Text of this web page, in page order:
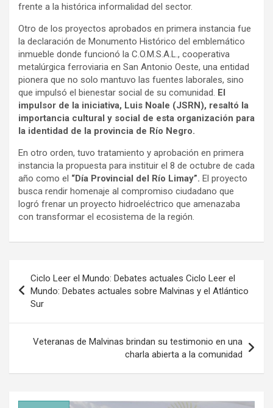
frente a la histórica informalidad del sector.
Otro de los proyectos aprobados en primera instancia fue
la declaración de Monumento Histórico del emblemático
inmueble donde funcionó la C.O.M.S.A.L., cooperativa
metalúrgica ferroviaria en San Antonio Oeste, una entidad
pionera que no solo mantuvo las fuentes laborales, sino
que impulsó el bienestar social de su comunidad. El
impulsor de la iniciativa, Luis Noale (JSRN), resaltó la
importancia cultural y social de esta organización para
la identidad de la provincia de Río Negro.
En otro orden, tuvo tratamiento y aprobación en primera
instancia la propuesta para instituir el 8 de octubre de cada
año como el “Día Provincial del Río Limay”. El proyecto
busca rendir homenaje al compromiso ciudadano que
logró frenar un proyecto hidroeléctrico que amenazaba
con transformar el ecosistema de la región.
de
entradas
Ciclo Leer el Mundo: Debates actuales Ciclo Leer el
Mundo: Debates actuales sobre Malvinas y el Atlántico
Sur
Veteranas de Malvinas brindan su testimonio en una
charla abierta a la comunidad